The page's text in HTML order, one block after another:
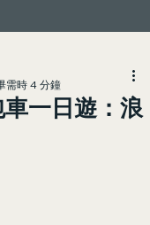
一日遊：浪
需時 4 分鐘